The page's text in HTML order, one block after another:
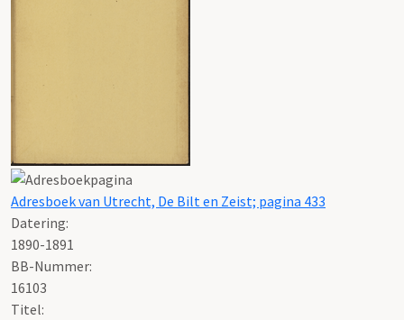
Adresboek van Utrecht, De Bilt en Zeist; pagina 433
Datering:
1890-1891
BB-Nummer:
16103
Titel: